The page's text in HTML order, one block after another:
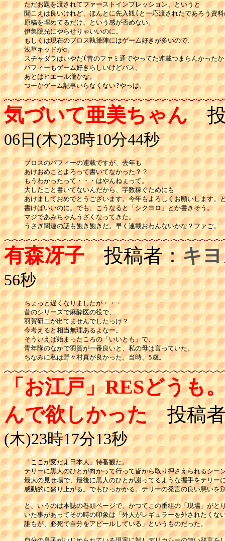
ただお題を渡されてファーストインプレッション、というと
聞こえは良いけれど、ほんとに先入観(と一応渡されたであろう資
原稿を埋めてるだけ、という感が否めない。
伊集院光にやらせりゃいいのに。
もしくは現在のブロス執筆陣にはゲーム好きが多いので、
浅草キッドが○。
スチャダラはいやだ(昔のファミ通でやってた連載つまらんかった
パフィーもゲーム好きらしいけどパス。
あとはピエール瀧かな。
つーかゲーム記事いらなくない?やっぱ。
気づいて亜美ちゃん投
06日(木)23時10分44秒
ブロスのパフィーの連載ですが、去年も
あけおめことよろって書いてなかった？？
もうわかったって・・・はやんねぇって。
大したこと書いてないんだから、字数稼ぐためにも
あけましておめでとうございます。今年もよろしくお願いします。
書けばいいのに。でも、こうなると「シクヨロ」とか書きそう。
マジであみちゃんうざくなってきた。
うさぎ関連の話も飽き飽きだ。早く連載おわんないかな？ファご。
有森冴子投稿者：キ
56秒
ちょっと遅くなりましたが・・・
昔のシリーズで麻酔医の役で、
羽賀研二が出てませんでしたっけ？
今考えると相当無理あるよなー。
そういえば始まったころの「いいとも」で、
青年隊のなかで羽賀が一番良いと、私の母は言っていた。
ちなみに私は野々村真が良かった。当時、5歳。
「お江戸」RESどうも
んで欲しかった投稿
(木)23時17分13秒
「ここが変だよ日本人」特番観た。
テリーに黒人のひとが向かって行って皆から取り押さえられるシー
最大の見せ場で、最後に黒人のひとが謝ってるような握手をテリー
感動的に盛り上がる。でもひっかかる。テリーの発言の良い悪いを
と、いうのは本誌の巻頭ページで、かつてこの番組の「現場」がと
いた事があってその時の印象は「外人がレギュラーを外されたくな
誰もが、必死で自分をアピールしている」というものだった。